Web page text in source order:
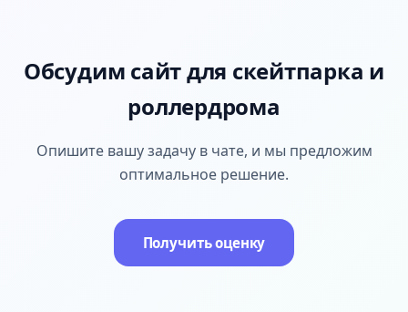
Обсудим сайт для скейтпарка и
роллердрома
Опишите вашу задачу в чате, и мы предложим
оптимальное решение.
Получить оценку